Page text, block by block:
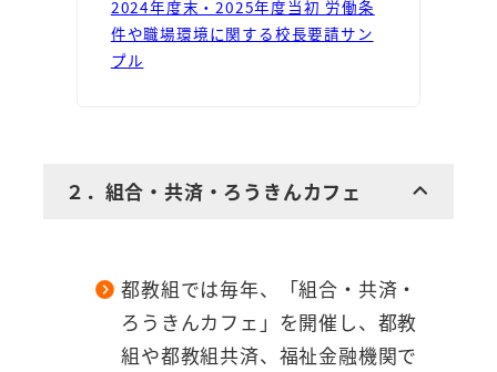
2024年度末・2025年度当初 労働条
件や職場環境に関する校長要請サン
プル
２．組合・共済・ろうきんカフェ
都教組では毎年、「組合・共済・
ろうきんカフェ」を開催し、都教
組や都教組共済、福祉金融機関で